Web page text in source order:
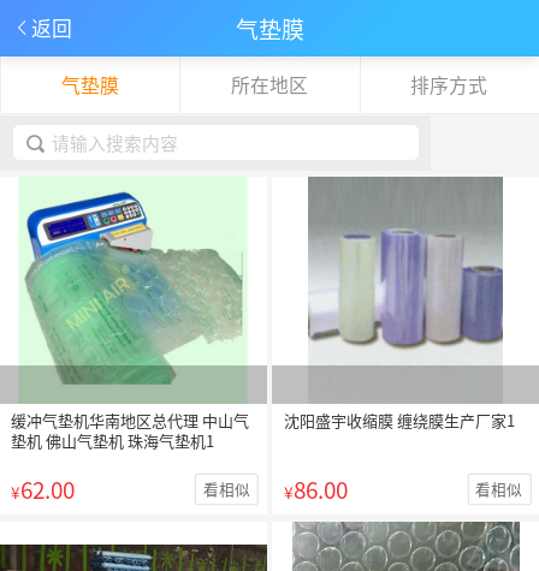
返回 气垫膜
气垫膜 所在地区 排序方式
下拉刷新
缓冲气垫机华南地区总代理 中山气
垫机 佛山气垫机 珠海气垫机1
¥62.00 看相似
沈阳盛宇收缩膜 缠绕膜生产厂家1
¥86.00 看相似